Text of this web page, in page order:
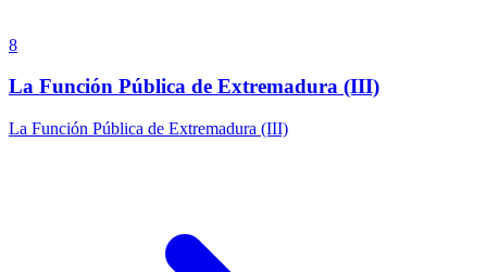
8
La Función Pública de Extremadura (III)
La Función Pública de Extremadura (III)